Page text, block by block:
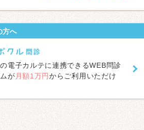
方へ
電子カルテに連携できるWEB問診
が 月額1万円からご利用いただけ